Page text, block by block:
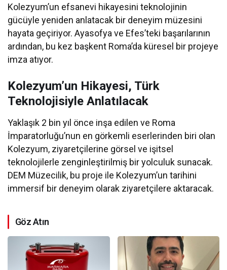
Kolezyum’un efsanevi hikayesini teknolojinin
gücüyle yeniden anlatacak bir deneyim müzesini
hayata geçiriyor. Ayasofya ve Efes’teki başarılarının
ardından, bu kez başkent Roma’da küresel bir projeye
imza atıyor.
Kolezyum’un Hikayesi, Türk
Teknolojisiyle Anlatılacak
Yaklaşık 2 bin yıl önce inşa edilen ve Roma
İmparatorluğu’nun en görkemli eserlerinden biri olan
Kolezyum, ziyaretçilerine görsel ve işitsel
teknolojilerle zenginleştirilmiş bir yolculuk sunacak.
DEM Müzecilik, bu proje ile Kolezyum’un tarihini
immersif bir deneyim olarak ziyaretçilere aktaracak.
Göz Atın